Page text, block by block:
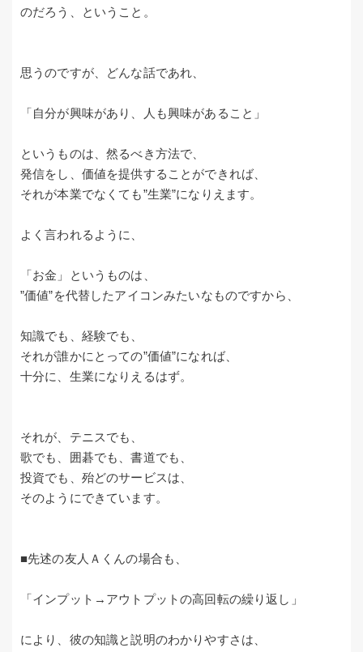
のだろう、ということ。
思うのですが、どんな話であれ、
「自分が興味があり、人も興味があること」
というものは、然るべき方法で、
発信をし、価値を提供することができれば、
それが本業でなくても”生業”になりえます。
よく言われるように、
「お金」というものは、
”価値”を代替したアイコンみたいなものですから、
知識でも、経験でも、
それが誰かにとっての”価値”になれば、
十分に、生業になりえるはず。
それが、テニスでも、
歌でも、囲碁でも、書道でも、
投資でも、殆どのサービスは、
そのようにできています。
■先述の友人Ａくんの場合も、
「インプット→アウトプットの高回転の繰り返し」
により、彼の知識と説明のわかりやすさは、